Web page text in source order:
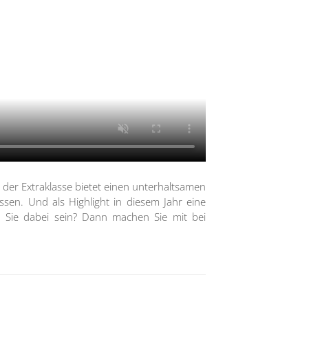
Extraklasse bietet einen unterhaltsamen
Und als Highlight in diesem Jahr eine
Sie dabei sein? Dann machen Sie mit bei